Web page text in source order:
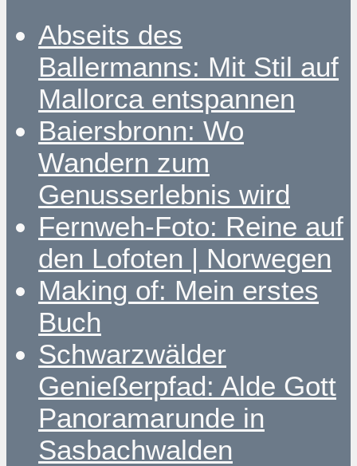
Abseits des
Ballermanns: Mit Stil auf
Mallorca entspannen
Baiersbronn: Wo
Wandern zum
Genusserlebnis wird
Fernweh-Foto: Reine auf
den Lofoten | Norwegen
Making of: Mein erstes
Buch
Schwarzwälder
Genießerpfad: Alde Gott
Panoramarunde in
Sasbachwalden